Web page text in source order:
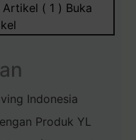
Artikel ( 1 ) Buka
Indonesia
Produk YL